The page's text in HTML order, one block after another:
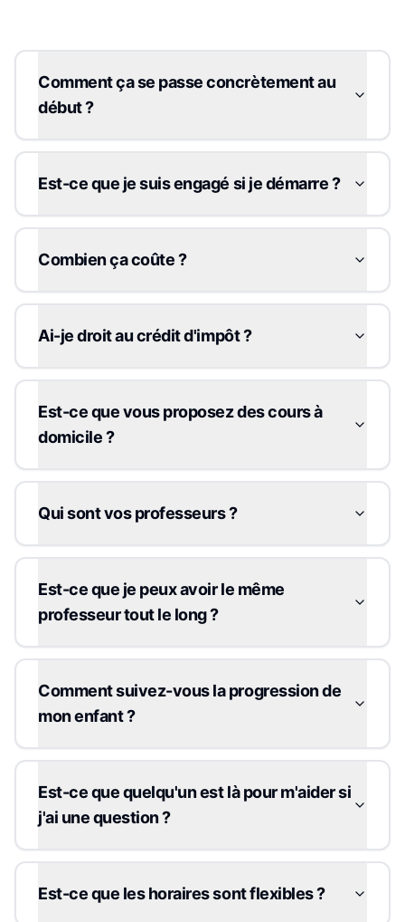
Comment ça se passe concrètement au
début ?
Est-ce que je suis engagé si je démarre ?
Combien ça coûte ?
Ai-je droit au crédit d'impôt ?
Est-ce que vous proposez des cours à
domicile ?
Qui sont vos professeurs ?
Est-ce que je peux avoir le même
professeur tout le long ?
Comment suivez-vous la progression de
mon enfant ?
Est-ce que quelqu'un est là pour m'aider si
j'ai une question ?
Est-ce que les horaires sont flexibles ?